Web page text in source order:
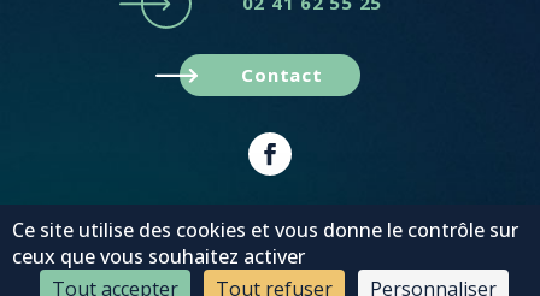
Contact
Plan du site
Mentions légales
© MonaGraphic 2022
Ce site utilise des cookies et vous donne le contrôle sur
ceux que vous souhaitez activer
Tout accepter
Tout refuser Personnaliser